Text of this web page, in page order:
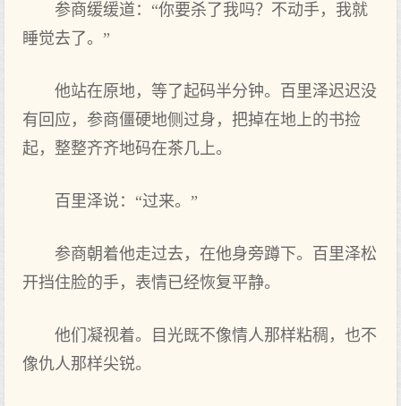
参商缓缓道：“你要杀了我吗？不动手，我就
睡觉去了。”
他站在原地，等了起码半分钟。百里泽迟迟没
有回应，参商僵硬地侧过身，把掉在地上的书捡
起，整整齐齐地码在茶几上。
百里泽说：“过来。”
参商朝着他走过去，在他身旁蹲下。百里泽松
开挡住脸的手，表情已经恢复平静。
他们凝视着。目光既不像情人那样粘稠，也不
像仇人那样尖锐。